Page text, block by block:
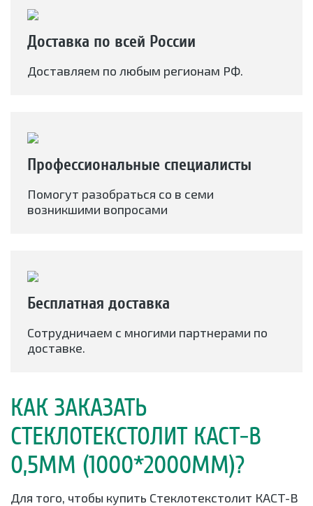
Доставка по всей России
Доставляем по любым регионам РФ.
Профессиональные специалисты
Помогут разобраться со в семи
возникшими вопросами
Бесплатная доставка
Сотрудничаем с многими партнерами по
доставке.
КАК ЗАКАЗАТЬ
СТЕКЛОТЕКСТОЛИТ КАСТ-В
0,5ММ (1000*2000ММ)?
Для того, чтобы купить Стеклотекстолит КАСТ-В